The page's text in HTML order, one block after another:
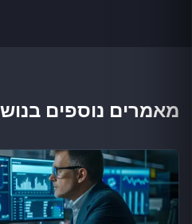
מאמרים נוספים